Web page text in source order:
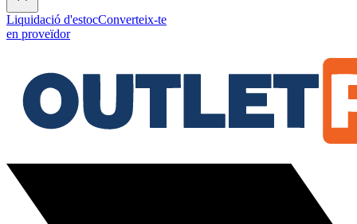
Liquidació d'estocConverteix-te
en proveïdor